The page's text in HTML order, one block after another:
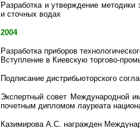
Разработка и утверждение
и сточных водах
2004
Разработка приборов
Вступление в Киевскую торгово-
Подписание дистрибьюторского
Экспертный совет Международной
почетным дипломом лауреата
Казимирова А.С. награжден